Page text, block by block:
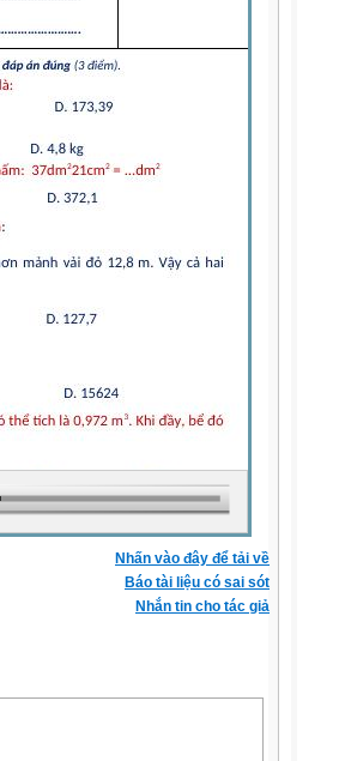
Nhấn vào đây để tải về
Báo tài liệu có sai sót
Nhắn tin cho tác giả